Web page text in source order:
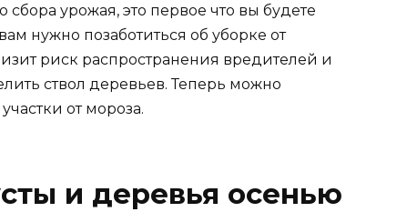
сбора урожая, это первое что вы будете
нужно позаботиться об уборке от
риск распространения вредителей и
ствол деревьев. Теперь можно
от мороза.
и деревья осенью